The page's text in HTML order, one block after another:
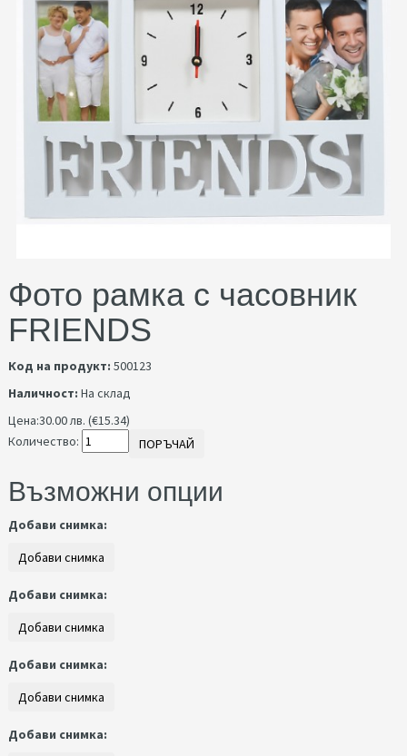
Фото рамка с часовник
FRIENDS
Код на продукт: 500123
Наличност: На склад
Цена:30.00 лв. (€15.34)
Количество:
ПОРЪЧАЙ
Възможни опции
Добави снимка:
Добави снимка:
Добави снимка:
Добави снимка: